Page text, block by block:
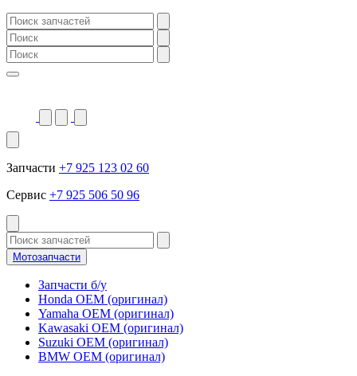
Запчасти +7 925 123 02 60
Сервис +7 925 506 50 96
Мотозапчасти
Запчасти б/у
Honda OEM (оригинал)
Yamaha OEM (оригинал)
Kawasaki OEM (оригинал)
Suzuki OEM (оригинал)
BMW OEM (оригинал)